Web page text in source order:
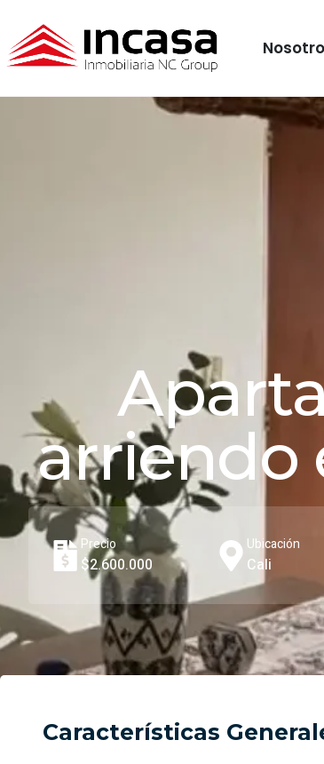
arriendo
Precio
$2.600.000
Ubicación
Cali
Características